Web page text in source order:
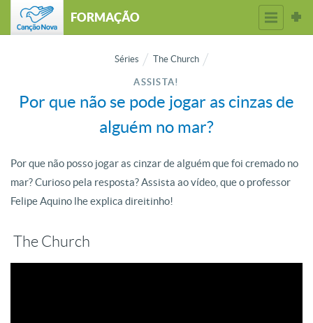
FORMAÇÃO
Séries The Church
ASSISTA!
Por que não se pode jogar as cinzas de
alguém no mar?
Por que não posso jogar as cinzar de alguém que foi cremado no
mar? Curioso pela resposta? Assista ao vídeo, que o professor
Felipe Aquino lhe explica direitinho!
The Church